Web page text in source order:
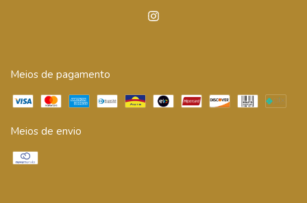
Meios de pagamento
Meios de envio